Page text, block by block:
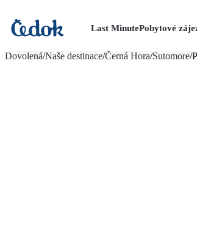
Last MinutePobytové
Dovolená/Naše destinace/Černá Hora/Sutomore/